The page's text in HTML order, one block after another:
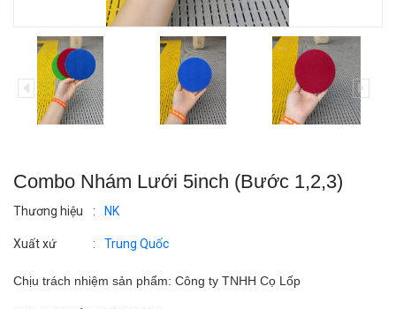
Combo Nhám Lưới 5inch (Bước 1,2,3)
Thương hiệu : NK
Xuất xứ : Trung Quốc
Chịu trách nhiệm sản phẩm: Công ty TNHH Cọ Lốp